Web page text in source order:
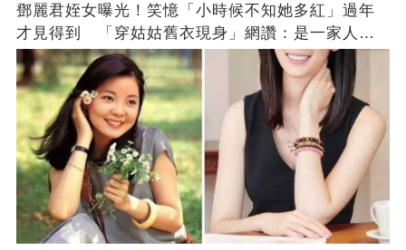
鄧麗君姪女曝光！笑憶「小時候不知她多紅」過年
才見得到 「穿姑姑舊衣現身」網讚：是一家人沒
錯!